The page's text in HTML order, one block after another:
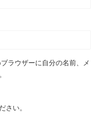
ラウザーに自分の名前、メ
さい。